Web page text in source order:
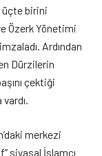
üçte birini
Özerk Yönetimi
Ardından
Dürzilerin
çektiği
merkezi
siyasal İslamcı